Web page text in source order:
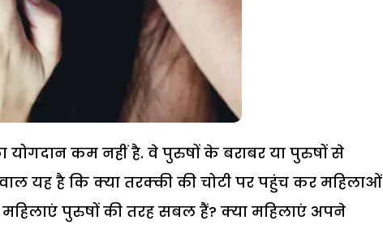
कम नहीं है. वे पुरुषों के बराबर या पुरुषों से
यह है कि क्या तरक्की की चोटी पर पहुंच कर महिलाओं
पुरुषों की तरह सबल हैं? क्या महिलाएं अपने